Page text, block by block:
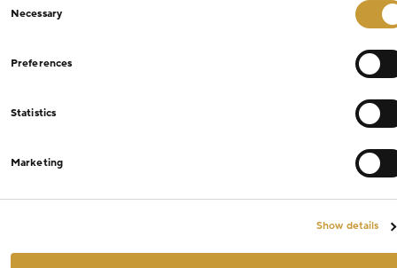
Selection
Necessary
Preferences
Statistics
Marketing
Show details